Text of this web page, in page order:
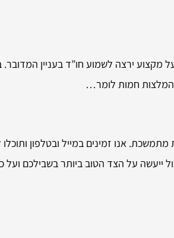
מקצוע ירצה לשמוע חו”ד בעניין
המלצות חמות לומר…
אנו זמינים במייל ובטלפון ותוכלו
על הצד הטוב ביותר בשבילכם ועל